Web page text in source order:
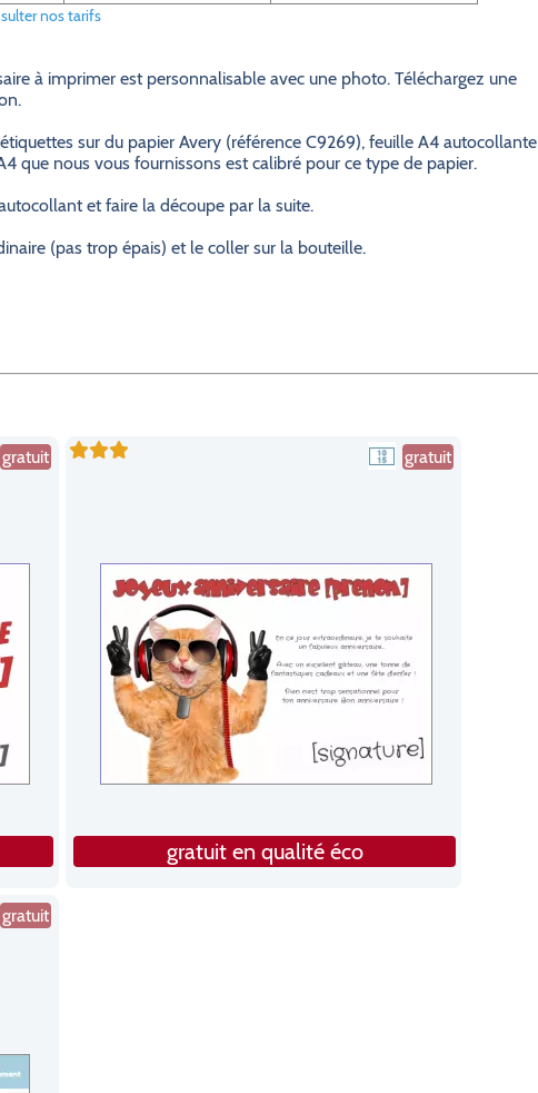
nos tarifs
à imprimer est personnalisable avec une photo. Téléchargez une
sur du papier Avery (référence C9269), feuille A4 autocollante
que nous vous fournissons est calibré pour ce type de papier.
et faire la découpe par la suite.
(pas trop épais) et le coller sur la bouteille.
gratuit gratuit
gratuit en qualité éco
gratuit